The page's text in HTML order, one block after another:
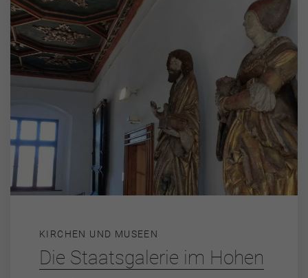
KIRCHEN UND MUSEEN
Die Staatsgalerie im Hohen